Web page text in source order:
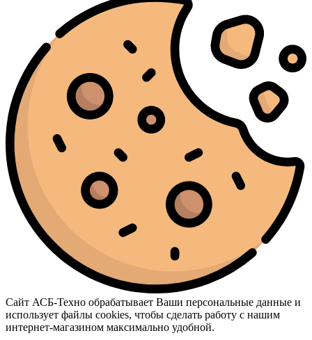
Сайт АСБ-Техно обрабатывает Ваши персональные данные и
использует файлы cookies, чтобы сделать работу с нашим
интернет-магазином максимально удобной.